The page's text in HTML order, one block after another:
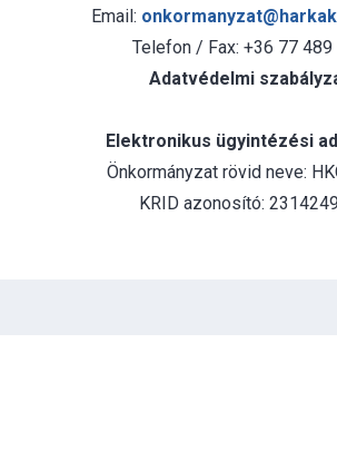
Email:
Telefon / Fax: +36 77 489
Adatvédelmi
Elektronikus ügyintézési
Önkormányzat rövid neve:
KRID azonosító: